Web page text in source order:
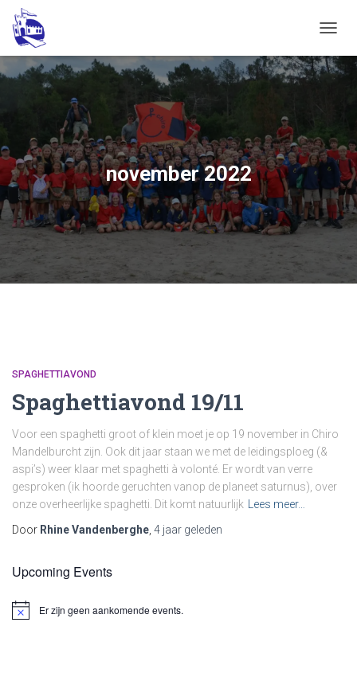
november 2022
SPAGHETTIAVOND
Spaghettiavond 19/11
Voor een spaghetti groot of klein moet je op 19 november in Chiro
Mandelburcht zijn. Ook dit jaar staan we met de leidingsploeg (&
aspi’s) weer klaar met spaghetti à volonté. Er wordt van verre
gesproken (ik hoorde geruchten vanop de planeet saturnus), over
onze overheerlijke spaghetti. Dit komt natuurlijk
Lees meer…
Door Rhine Vandenberghe 4 jaar geleden
Upcoming Events
Notice Er zijn geen aankomende events.